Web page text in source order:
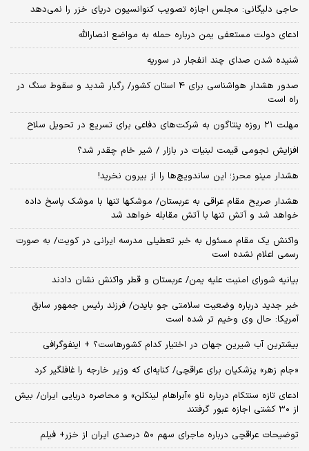
حاجی دلیگانی: مجلس اجازه تصویب کنوانسیون دریای خزر را نمی‌دهد
ادعای دولت مستعفی یمن درباره حمله به مواضع انصارالله
شنیده شدن صدای چند انفجار در سوریه
صدور هشدار هواشناسی برای ۴ استان کشور/ رگبار شدید و سقوط سنگ در
راه است
مهلت ۲۱ روزه پنتاگون به شرکت‌های دفاعی برای تسریع در تحویل سلاح
افزایش نجومی قیمت لبنیات در بازار / شیر خام چقدر شد؟
هشدار مینو محرز؛ این ساندویچ‌ها را از بیرون نخرید!
هشدار صریح مقام عراقی به عربستان/ موشکها تنها با موشک پاسخ داده
خواهد شد و آتش تنها با آتش مقابله خواهد شد
واکنش یک مقام مسئول به خبر تعطیلی مدرسه ایرانی در کویت/ به صورت
رسمی اعلام نشده است
بیانیه شورای امنیت علیه یمن/ عربستان و قطر واکنش نشان دادند
خبر جدید درباره وضعیت سلامتی جو بایدن/ فرزند رئیس جمهور سابق
آمریکا: حال وی وخیم تر شده است
بیشترین آب شیرین جهان در اختیار کدام کشورهاست؟ + اینفوگرافی
«جام زهر» پزشکیان برای عراقچی/ کنایه‌ای که وزیر خارجه را غافلگیر کرد
ادعای تازه سنتکام درباره ناو «آبراهام لینکلن» و محاصره دریایی ایران/ بیش
از ۳۰ کشتی اجازه عبور گرفتند
توضیحات عراقچی درباره ماجرای سهم ۵۰ درصدی ایران از خزر+ فیلم